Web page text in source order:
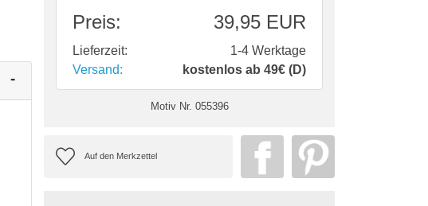
Preis: 39,95 EUR
Lieferzeit:
1-4 Werktage
Versand:
kostenlos ab 49€ (D)
Motiv Nr. 055396